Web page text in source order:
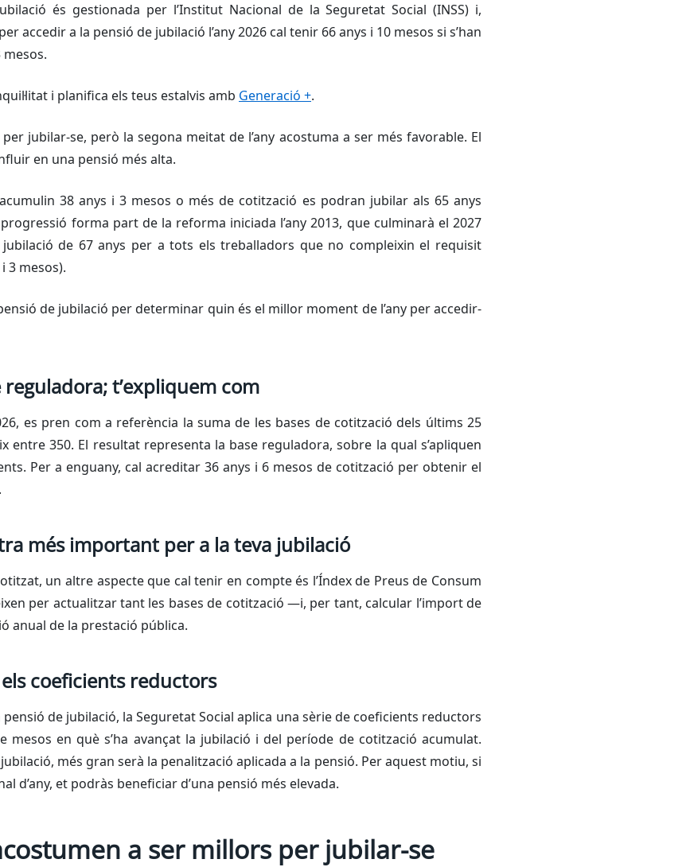
és gestionada per l’Institut Nacional de la Seguretat Social (INSS) i,
accedir a la pensió de jubilació l’any 2026 cal tenir 66 anys i 10 mesos si s’han
i planifica els teus estalvis amb Generació +.
jubilar-se, però la segona meitat de l’any acostuma a ser més favorable. El
en una pensió més alta.
38 anys i 3 mesos o més de cotització es podran jubilar als 65 anys
forma part de la reforma iniciada l’any 2013, que culminarà el 2027
de 67 anys per a tots els treballadors que no compleixin el requisit
3 mesos).
de jubilació per determinar quin és el millor moment de l’any per accedir-
reguladora; t’expliquem com
es pren com a referència la suma de les bases de cotització dels últims 25
entre 350. El resultat representa la base reguladora, sobre la qual s’apliquen
Per a enguany, cal acreditar 36 anys i 6 mesos de cotització per obtenir el
més important per a la teva jubilació
un altre aspecte que cal tenir en compte és l’Índex de Preus de Consum
per actualitzar tant les bases de cotització —i, per tant, calcular l’import de
anual de la prestació pública.
coeficients reductors
pensió de jubilació, la Seguretat Social aplica una sèrie de coeficients reductors
mesos en què s’ha avançat la jubilació i del període de cotització acumulat.
més gran serà la penalització aplicada a la pensió. Per aquest motiu, si
d’any, et podràs beneficiar d’una pensió més elevada.
a ser millors per jubilar-se